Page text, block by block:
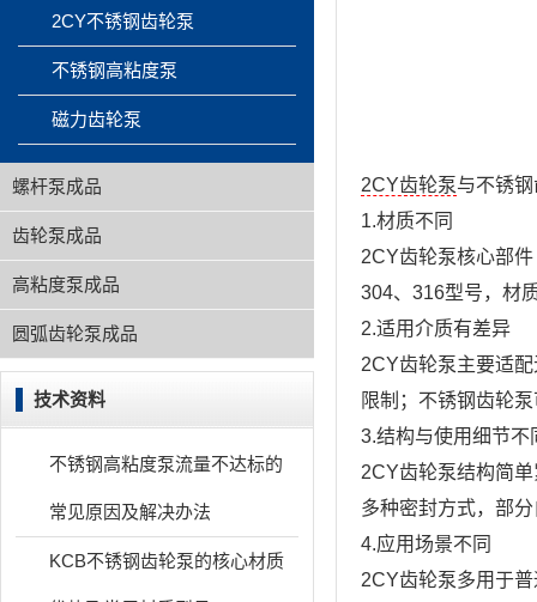
2CY齿轮泵与不锈
1.材质不同
2CY齿轮泵核心部
304、316型号，材
2.适用介质有差异
2CY齿轮泵主要适
限制；不锈钢齿轮
3.结构与使用细节不
2CY齿轮泵结构简
多种密封方式，部
4.应用场景不同
2CY齿轮泵多用于
2CY不锈钢齿轮泵
不锈钢高粘度泵
磁力齿轮泵
螺杆泵成品
齿轮泵成品
高粘度泵成品
圆弧齿轮泵成品
技术资料
不锈钢高粘度泵流量不达标的
常见原因及解决办法
KCB不锈钢齿轮泵的核心材质